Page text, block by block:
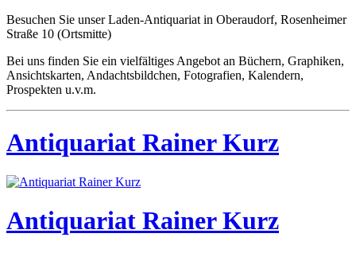
Besuchen Sie unser Laden-Antiquariat in Oberaudorf, Rosenheimer
Straße 10 (Ortsmitte)
Bei uns finden Sie ein vielfältiges Angebot an Büchern, Graphiken,
Ansichtskarten, Andachtsbildchen, Fotografien, Kalendern,
Prospekten u.v.m.
Antiquariat Rainer Kurz
Antiquariat Rainer Kurz